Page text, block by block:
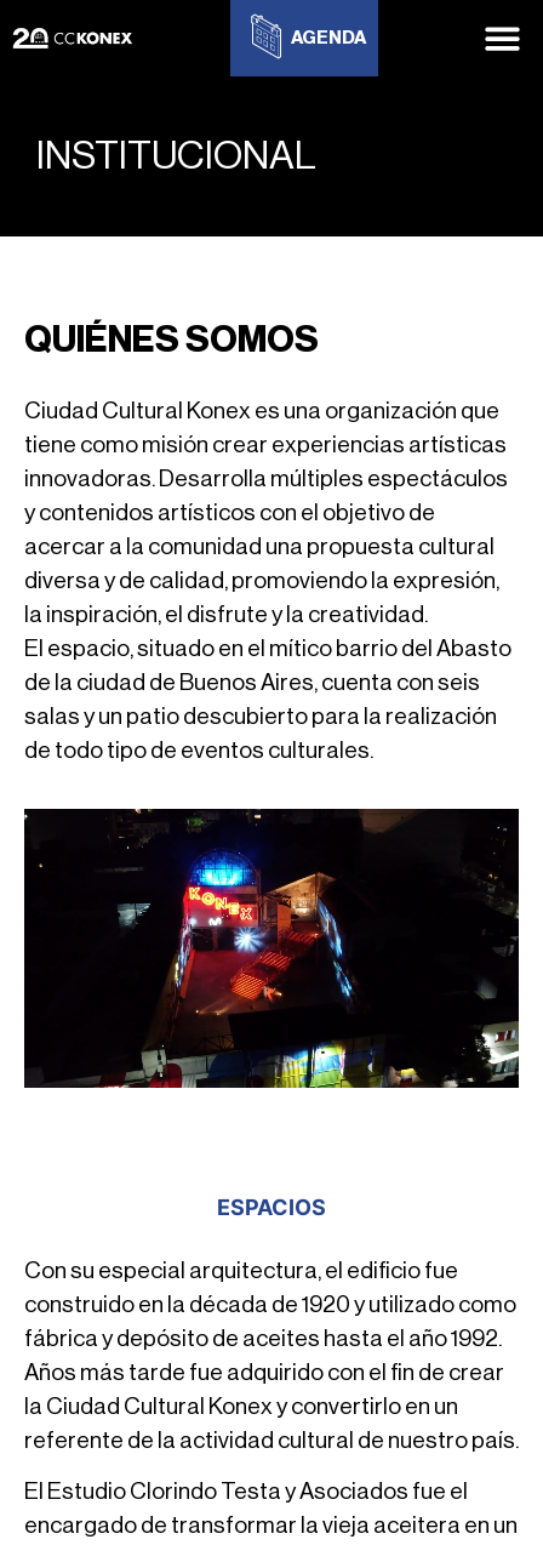
AGENDA
INSTITUCIONAL
QUIÉNES SOMOS
Ciudad Cultural Konex es una organización que
tiene como misión crear experiencias artísticas
innovadoras. Desarrolla múltiples espectáculos
y contenidos artísticos con el objetivo de
acercar a la comunidad una propuesta cultural
diversa y de calidad, promoviendo la expresión,
la inspiración, el disfrute y la creatividad.
El espacio, situado en el mítico barrio del Abasto
de la ciudad de Buenos Aires, cuenta con seis
salas y un patio descubierto para la realización
de todo tipo de eventos culturales.
ESPACIOS
Con su especial arquitectura, el edificio fue
construido en la década de 1920 y utilizado como
fábrica y depósito de aceites hasta el año 1992.
Años más tarde fue adquirido con el fin de crear
la Ciudad Cultural Konex y convertirlo en un
referente de la actividad cultural de nuestro país.
El Estudio Clorindo Testa y Asociados fue el
encargado de transformar la vieja aceitera en un